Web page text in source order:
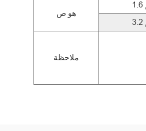
هو ص
ملاحظة